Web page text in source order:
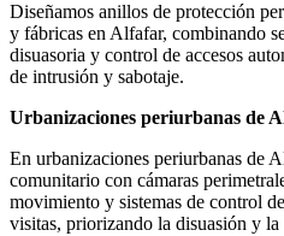
Diseñamos anillos de protección
y fábricas en Alfafar, combinando
disuasoria y control de accesos
de intrusión y sabotaje.
Urbanizaciones periurbanas de
En urbanizaciones periurbanas de
comunitario con cámaras
movimiento y sistemas de control
visitas, priorizando la disuasión y la